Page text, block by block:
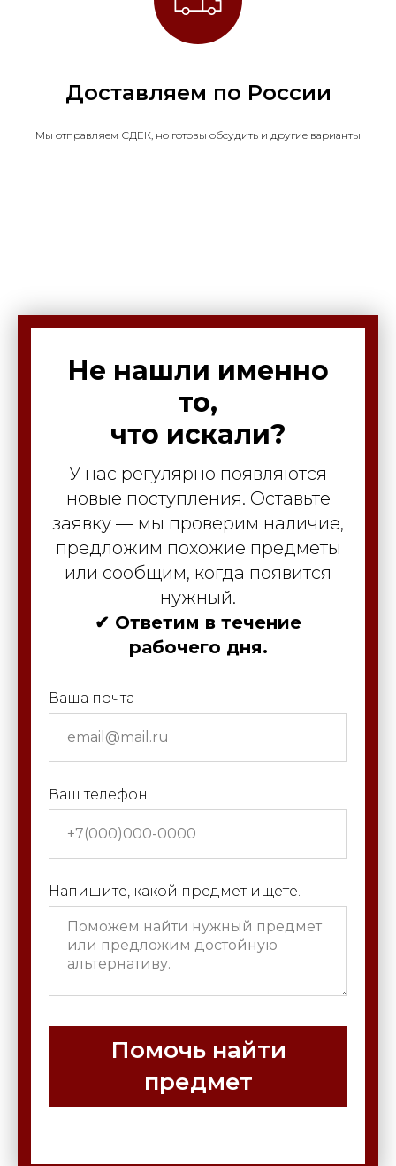
Доставляем по России
Мы отправляем СДЕК, но готовы обсудить и другие варианты
Не нашли именно
то,
что искали?
У нас регулярно появляются
новые поступления. Оставьте
заявку — мы проверим наличие,
предложим похожие предметы
или сообщим, когда появится
нужный.
✔ Ответим в течение
рабочего дня.
Ваша почта
Ваш телефон
Напишите, какой предмет ищете.
Помочь найти
предмет